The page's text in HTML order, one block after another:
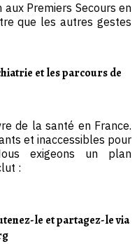
Premiers Secours en
que les autres gestes
et les parcours de
de la santé en France.
et inaccessibles pour
exigeons un plan
:
le et partagez-le via